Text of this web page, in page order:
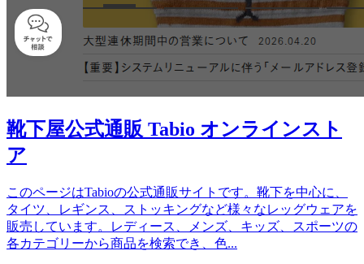
靴下屋公式通販 Tabio オンラインスト
ア
このページはTabioの公式通販サイトです。靴下を中心に、
タイツ、レギンス、ストッキングなど様々なレッグウェアを
販売しています。レディース、メンズ、キッズ、スポーツの
各カテゴリーから商品を検索でき、色...